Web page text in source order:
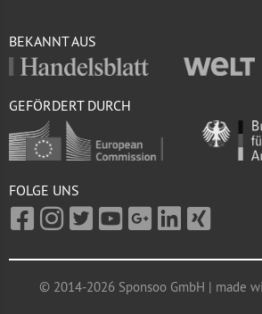
BEKANNT AUS
GEFÖRDERT DURCH
FOLGE UNS
© 2014-2026 Sponsoo GmbH | made